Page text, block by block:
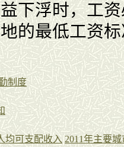
下浮时，工
的最低工资
制度
均可支配收入 2011年主要